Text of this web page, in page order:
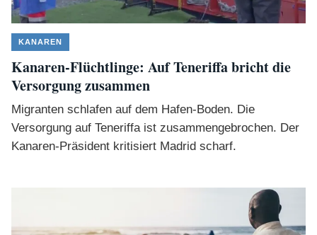
KANAREN
Kanaren-Flüchtlinge: Auf Teneriffa bricht die
Versorgung zusammen
Migranten schlafen auf dem Hafen-Boden. Die
Versorgung auf Teneriffa ist zusammengebrochen. Der
Kanaren-Präsident kritisiert Madrid scharf.